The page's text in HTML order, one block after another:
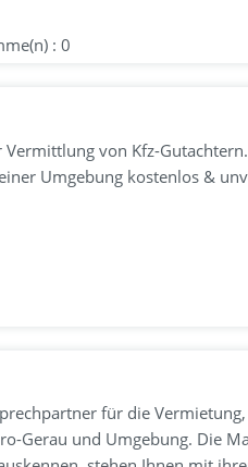
: 0
von Kfz-
Umgebung kostenlos &
für die
Gerau und Umgebung. Die